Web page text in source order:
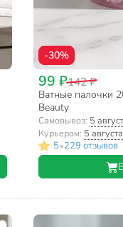
-30%
99 ₽142 ₽
Ватные палочки
Beauty
Самовывоз: 5
Курьером: 5 августа
5•229 отзывов